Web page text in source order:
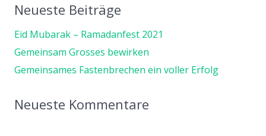
Neueste Beiträge
Eid Mubarak – Ramadanfest 2021
Gemeinsam Grosses bewirken
Gemeinsames Fastenbrechen ein voller Erfolg
Neueste Kommentare